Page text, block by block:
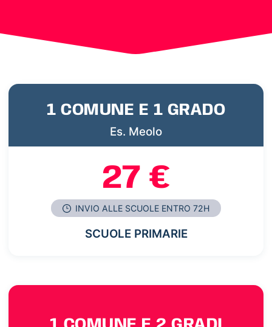
1 COMUNE E 1 GRADO
Es. Meolo
27 €
INVIO ALLE SCUOLE ENTRO 72H
SCUOLE PRIMARIE